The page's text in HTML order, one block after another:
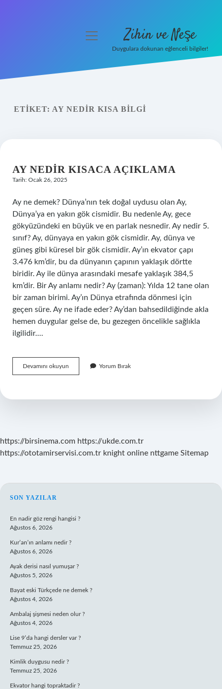
Yasal Uyarı
menüyü
Zihin ve Neşe
Duygulara dokunan eğlenceli bilgiler!
ETIKET: AY NEDIR KISA BILGI
AY NEDIR KISACA AÇIKLAMA
Tarih: Ocak 26, 2025
Ay ne demek? Dünya’nın tek doğal uydusu olan Ay,
Dünya’ya en yakın gök cismidir. Bu nedenle Ay, gece
gökyüzündeki en büyük ve en parlak nesnedir. Ay nedir 5.
sınıf? Ay, dünyaya en yakın gök cismidir. Ay, dünya ve
güneş gibi küresel bir gök cismidir. Ay’ın ekvator çapı
3.476 km’dir, bu da dünyanın çapının yaklaşık dörtte
biridir. Ay ile dünya arasındaki mesafe yaklaşık 384,5
km’dir. Bir Ay anlamı nedir? Ay (zaman): Yılda 12 tane olan
bir zaman birimi. Ay’ın Dünya etrafında dönmesi için
geçen süre. Ay ne ifade eder? Ay’dan bahsedildiğinde akla
hemen duygular gelse de, bu gezegen öncelikle sağlıkla
ilgilidir.…
Devamını okuyun
Nedir
Yorum Bırak
https://birsinema.com https://ukde.com.tr
https://ototamirservisi.com.tr knight online nttgame Sitemap
SIDEBAR
SON YAZILAR
En nadir göz rengi hangisi ?
Ağustos 6, 2026
Kur’an’ın anlamı nedir ?
Ağustos 6, 2026
Ayak derisi nasıl yumuşar ?
Ağustos 5, 2026
Bayat eski Türkçede ne demek ?
Ağustos 4, 2026
Ambalaj şişmesi neden olur ?
Ağustos 4, 2026
Lise 9’da hangi dersler var ?
Temmuz 25, 2026
Kimlik duygusu nedir ?
Temmuz 25, 2026
Ekvator hangi topraktadir ?